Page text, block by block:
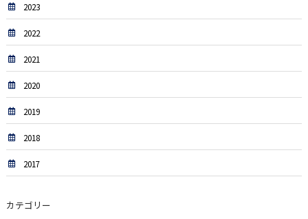
2023
2022
2021
2020
2019
2018
2017
カテゴリー